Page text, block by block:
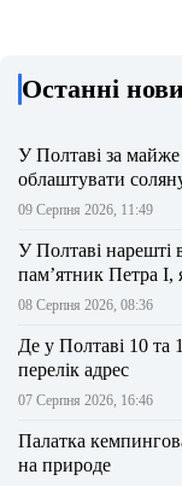
Останні
У Полтаві за майже
облаштувати
09 Серпня 2026, 11:49
У Полтаві нарешті
пам’ятник Петра
08 Серпня 2026, 08:36
Де у Полтаві 10 та
перелік адрес
07 Серпня 2026, 16:46
Палатка
на природе